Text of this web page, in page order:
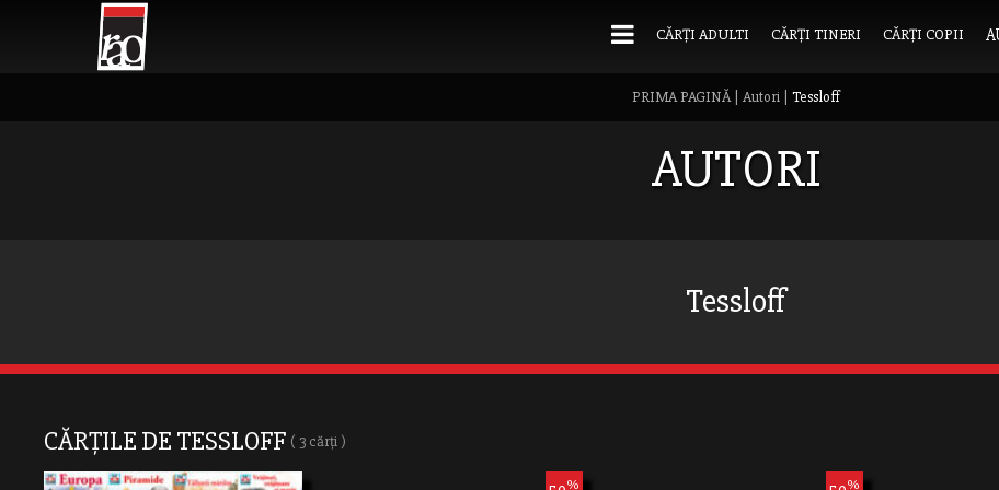
CĂRȚI ADULTI CĂRȚI TINERI CĂRȚI COPII
PRIMA PAGINĂ| Autori Tessloff
AUTORI
Tessloff
CĂRȚILE DE TESSLOFF ( 3 cărți )
% %